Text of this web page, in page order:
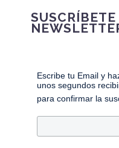
Escribe tu Email y
unos segundos
para confirmar la